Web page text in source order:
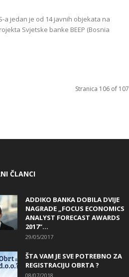
a jedan je od 14 javnih objekata na
Svjetske banke BEEP (Bosnia
Stranica 106 of 107
ČLANCI
ADDIKO BANKA DOBILA DVIJE
NAGRADE „FOCUS ECONOMICS
ANALYST FORECAST AWARDS
2017“...
29/05/2017
ŠTA VAM JE SVE POTREBNO ZA
REGISTRACIJU OBRTA ?
08/07/2018